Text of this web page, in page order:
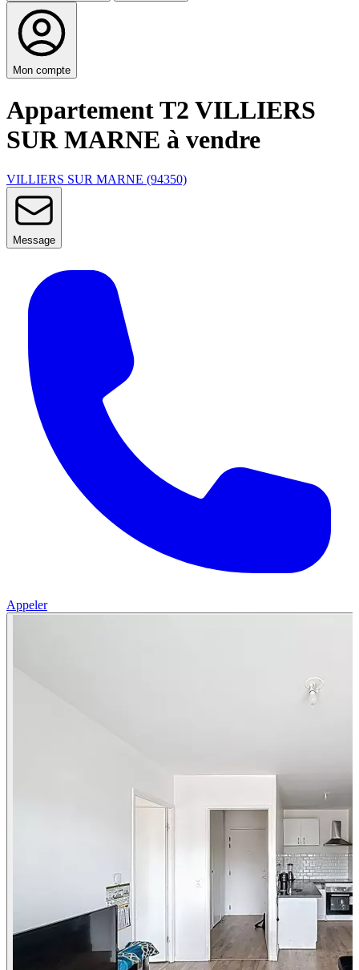
Mon compte
Appartement T2 VILLIERS
SUR MARNE à vendre
VILLIERS SUR MARNE (94350)
Message
Appeler